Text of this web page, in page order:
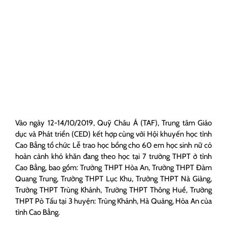
Vào ngày 12-14/10/2019, Quỹ Châu Á (TAF), Trung tâm Giáo
dục và Phát triển (CED) kết hợp cùng với Hội khuyến học tỉnh
Cao Bằng tổ chức Lễ trao học bổng cho 60 em học sinh nữ có
hoàn cảnh khó khăn đang theo học tại 7 trường THPT ở tỉnh
Cao Bằng, bao gồm: Trường THPT Hòa An, Trường THPT Đàm
Quang Trung, Trường THPT Lục Khu, Trường THPT Nà Giàng,
Trường THPT Trùng Khánh, Trường THPT Thông Huề, Trường
THPT Pò Tấu tại 3 huyện: Trùng Khánh, Hà Quảng, Hòa An của
tỉnh Cao Bằng.